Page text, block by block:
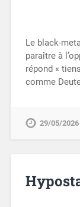
Le black-
paraître à
répond «
comme
29/05/2026